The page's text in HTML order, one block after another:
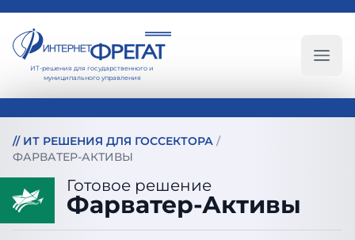
ИТ-решения для государственного и
муниципального управления
// ИТ РЕШЕНИЯ ДЛЯ ГОССЕКТОРА /
ФАРВАТЕР-АКТИВЫ
Готовое решение
Фарватер-Активы